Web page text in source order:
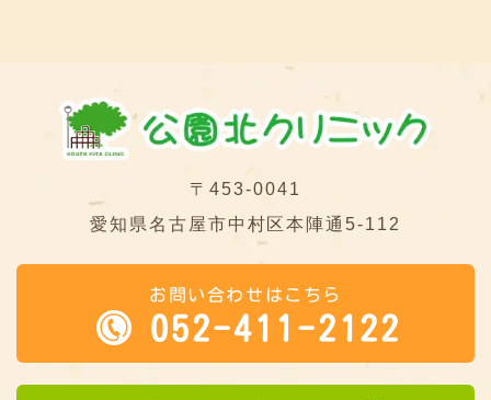
〒453-0041
愛知県名古屋市中村区本陣通5-112
お問い合わせはこちら
052-411-2122